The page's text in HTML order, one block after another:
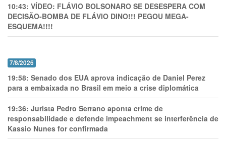
10:43: VÍDEO: FLÁVIO BOLSONARO SE DESESPERA COM
DECISÃO-BOMBA DE FLÁVIO DINO!!! PEGOU MEGA-
ESQUEMA!!!!
7/8/2026
19:58: Senado dos EUA aprova indicação de Daniel Perez
para a embaixada no Brasil em meio a crise diplomática
19:36: Jurista Pedro Serrano aponta crime de
responsabilidade e defende impeachment se interferência de
Kassio Nunes for confirmada